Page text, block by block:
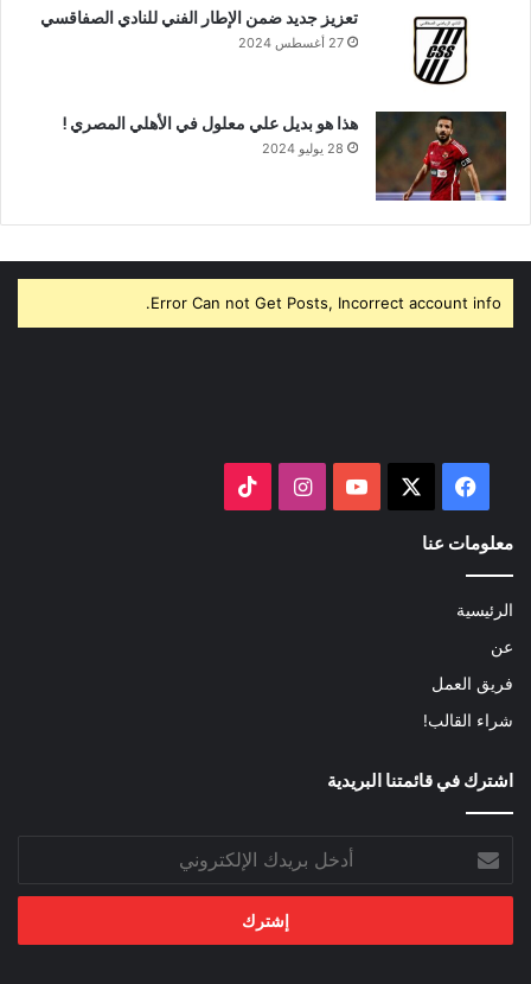
تعزيز جديد ضمن الإطار الفني للنادي الصفاقسي
27 أغسطس 2024
هذا هو بديل علي معلول في الأهلي المصري !
28 يوليو 2024
Error Can not Get Posts, Incorrect account info.
فيسبوك ‫YouTubeانستقرام
معلومات عنا
الرئيسية
عن
فريق العمل
شراء القالب!
اشترك في قائمتنا البريدية
بريدك
الإلكتروني